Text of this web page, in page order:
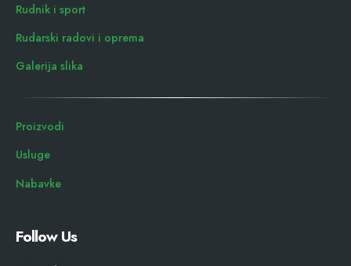
Rudnik i sport
Rudarski radovi i oprema
Galerija slika
Proizvodi
Usluge
Nabavke
Follow Us